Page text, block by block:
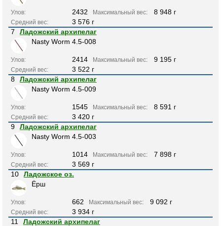
Улов: 2432 Максимальный вес: 8 948 г
Средний вес:
3 576 г
7
Ладожский архипелаг
Nasty Worm 4.5-008
Улов: 2414 Максимальный вес: 9 195 г
Средний вес:
3 522 г
8
Ладожский архипелаг
Nasty Worm 4.5-009
Улов: 1545 Максимальный вес: 8 591 г
Средний вес:
3 420 г
9
Ладожский архипелаг
Nasty Worm 4.5-003
Улов: 1014 Максимальный вес: 7 898 г
Средний вес:
3 569 г
10
Ладожское оз.
Ёрш
Улов: 662 Максимальный вес: 9 092 г
Средний вес:
3 934 г
11
Ладожский архипелаг